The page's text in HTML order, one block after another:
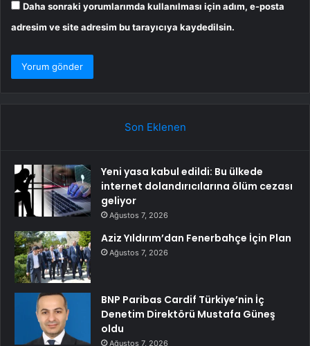
Daha sonraki yorumlarımda kullanılması için adım, e-posta
adresim ve site adresim bu tarayıcıya kaydedilsin.
Son Eklenen
Yeni yasa kabul edildi: Bu ülkede
internet dolandırıcılarına ölüm cezası
geliyor
Ağustos 7, 2026
Aziz Yıldırım’dan Fenerbahçe İçin Plan
Ağustos 7, 2026
BNP Paribas Cardif Türkiye’nin İç
Denetim Direktörü Mustafa Güneş
oldu
Ağustos 7, 2026